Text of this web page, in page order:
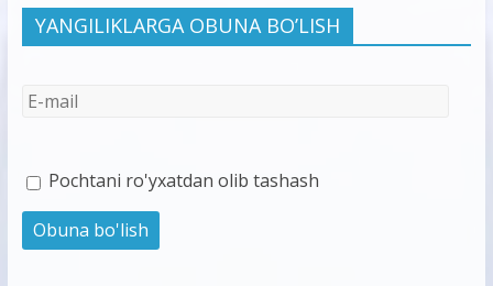
YANGILIKLARGA OBUNA BO’LISH
Pochtani ro'yxatdan olib tashash